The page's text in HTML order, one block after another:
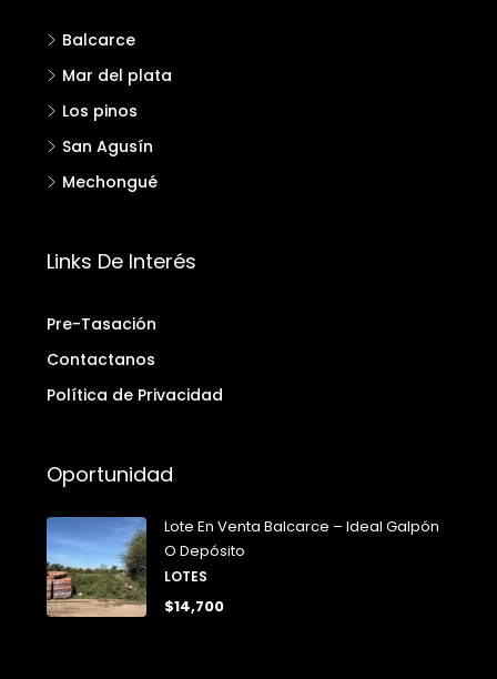
Balcarce
Mar del plata
Los pinos
San Agusín
Mechongué
Links De Interés
Pre-Tasación
Contactanos
Política de Privacidad
Oportunidad
Lote En Venta Balcarce – Ideal Galpón
O Depósito
LOTES
$14,700